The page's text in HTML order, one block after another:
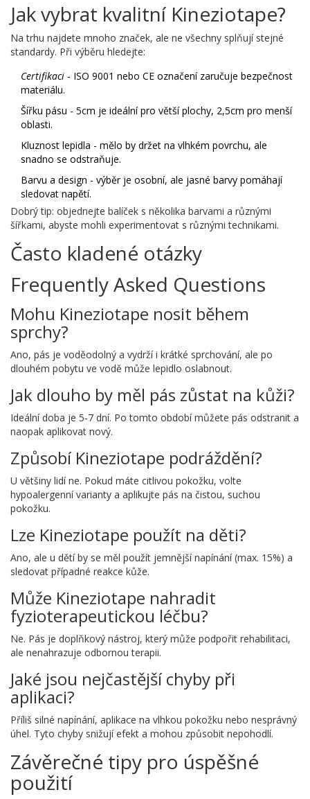
Jak vybrat kvalitní Kineziotape?
Na trhu najdete mnoho značek, ale ne všechny splňují stejné
standardy. Při výběru hledejte:
Certifikaci - ISO 9001 nebo CE označení zaručuje bezpečnost
materiálu.
Šířku pásu - 5cm je ideální pro větší plochy, 2,5cm pro menší
oblasti.
Kluznost lepidla - mělo by držet na vlhkém povrchu, ale
snadno se odstraňuje.
Barvu a design - výběr je osobní, ale jasné barvy pomáhají
sledovat napětí.
Dobrý tip: objednejte balíček s několika barvami a různými
šířkami, abyste mohli experimentovat s různými technikami.
Často kladené otázky
Frequently Asked Questions
Mohu Kineziotape nosit během
sprchy?
Ano, pás je voděodolný a vydrží i krátké sprchování, ale po
dlouhém pobytu ve vodě může lepidlo oslabnout.
Jak dlouho by měl pás zůstat na kůži?
Ideální doba je 5‑7 dní. Po tomto období můžete pás odstranit a
naopak aplikovat nový.
Způsobí Kineziotape podráždění?
U většiny lidí ne. Pokud máte citlivou pokožku, volte
hypoalergenní varianty a aplikujte pás na čistou, suchou
pokožku.
Lze Kineziotape použít na děti?
Ano, ale u dětí by se měl použít jemnější napínání (max. 15%) a
sledovat případné reakce kůže.
Může Kineziotape nahradit
fyzioterapeutickou léčbu?
Ne. Pás je doplňkový nástroj, který může podpořit rehabilitaci,
ale nenahrazuje odbornou terapii.
Jaké jsou nejčastější chyby při
aplikaci?
Příliš silné napínání, aplikace na vlhkou pokožku nebo nesprávný
úhel. Tyto chyby snižují efekt a mohou způsobit nepohodlí.
Závěrečné tipy pro úspěšné
použití